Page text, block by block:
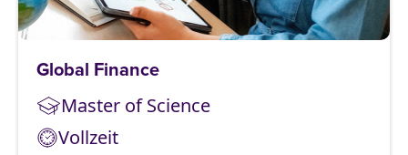
Global Finance
Master of Science
Vollzeit